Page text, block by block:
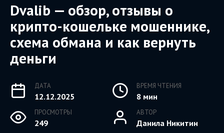
Dvalib — обзор, отзывы о
крипто-кошельке мошеннике,
схема обмана и как вернуть
деньги
ДАТА
12.12.2025
ВРЕМЯ ЧТЕНИЯ
8 мин
ПРОСМОТРЫ
249
АВТОР
Данила Никитин